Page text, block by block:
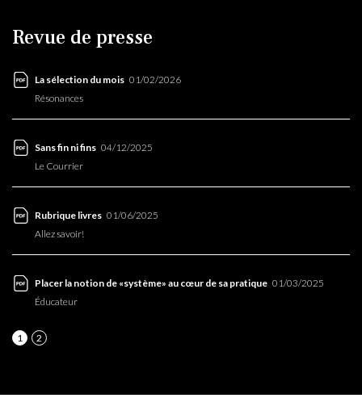
Revue de presse
La sélection du mois 01/02/2026
Résonances
Sans fin ni fins 04/12/2025
Le Courrier
Rubrique livres 01/06/2025
Allez savoir!
Placer la notion de «système» au cœur de sa pratique 01/03/2025
Éducateur
1 2